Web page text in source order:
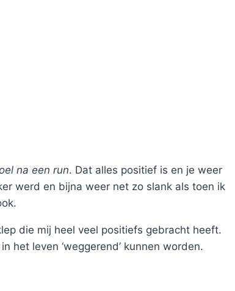
na een run. Dat alles positief is en je weer
werd en bijna weer net zo slank als toen ik
die mij heel veel positiefs gebracht heeft.
het leven ‘weggerend’ kunnen worden.